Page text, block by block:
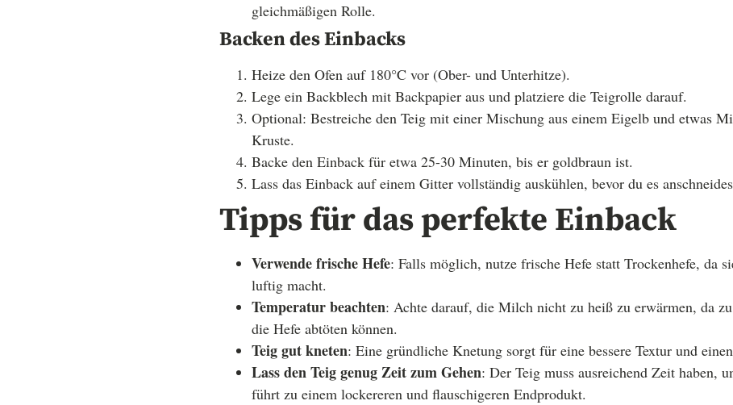
gleichmäßigen Rolle.
Backen des Einbacks
Heize den Ofen auf 180°C vor (Ober- und Unterhitze).
Lege ein Backblech mit Backpapier aus und platziere die Teigrolle darauf.
Optional: Bestreiche den Teig mit einer Mischung aus einem Eigelb und etwas
Kruste.
Backe den Einback für etwa 25-30 Minuten, bis er goldbraun ist.
Lass das Einback auf einem Gitter vollständig auskühlen, bevor du es
Tipps für das perfekte Einback
Verwende frische Hefe: Falls möglich, nutze frische Hefe statt Trockenhefe, da
luftig macht.
Temperatur beachten: Achte darauf, die Milch nicht zu heiß zu erwärmen, da
die Hefe abtöten können.
Teig gut kneten: Eine gründliche Knetung sorgt für eine bessere Textur und
Lass den Teig genug Zeit zum Gehen: Der Teig muss ausreichend Zeit haben,
führt zu einem lockereren und flauschigeren Endprodukt.